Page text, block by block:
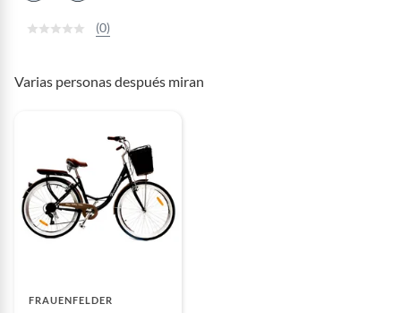
(0)
Varias personas después miran
FRAUENFELDER